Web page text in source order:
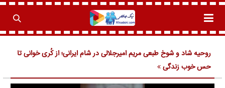
روحیه شاد و شوخ طبعی مریم امیرجلالی در شام ایرانی؛ از کُری خوانی تا
حس خوب زندگی